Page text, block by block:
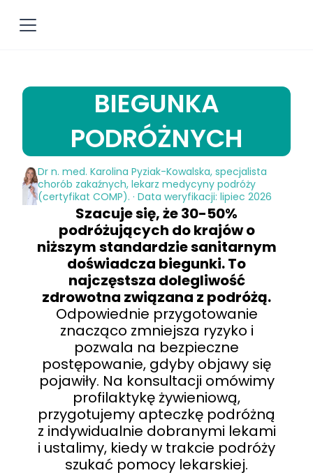
BIEGUNKA
PODRÓŻNYCH
Dr n. med. Karolina Pyziak-Kowalska, specjalista
chorób zakaźnych, lekarz medycyny podróży
(certyfikat COMP). · Data weryfikacji: lipiec 2026
Szacuje się, że 30-50%
podróżujących do krajów o
niższym standardzie sanitarnym
doświadcza biegunki. To
najczęstsza dolegliwość
zdrowotna związana z podróżą.
Odpowiednie przygotowanie
znacząco zmniejsza ryzyko i
pozwala na bezpieczne
postępowanie, gdyby objawy się
pojawiły. Na konsultacji omówimy
profilaktykę żywieniową,
przygotujemy apteczkę podróżną
z indywidualnie dobranymi lekami
i ustalimy, kiedy w trakcie podróży
szukać pomocy lekarskiej.